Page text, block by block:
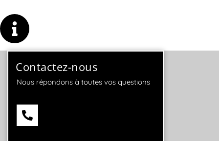
Contactez-nous
Nous répondons à toutes vos questions